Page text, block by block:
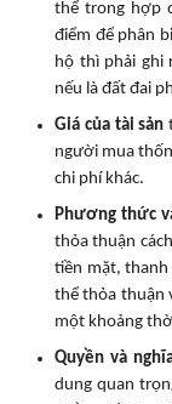
thể trong hợp
điểm để phân
hộ thì phải ghi
nếu là đất đai
Giá của tài sản
người mua
chi phí khác.
Phương thức
thỏa thuận
tiền mặt, thanh
thể thỏa thuận
một khoảng
Quyền và
dung quan